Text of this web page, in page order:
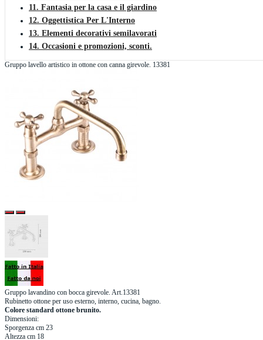
11. Fantasia per la casa e il giardino
12. Oggettistica Per L'Interno
13. Elementi decorativi semilavorati
14. Occasioni e promozioni, sconti.
Gruppo lavello artistico in ottone con canna girevole. 13381
Gruppo lavandino con bocca girevole. Art.13381
Rubinetto ottone per uso esterno, interno, cucina, bagno.
Colore standard ottone brunito.
Dimensioni:
Sporgenza cm 23
Altezza cm 18